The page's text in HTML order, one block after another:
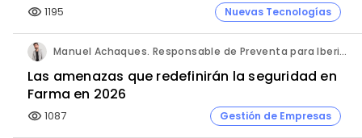
visibility 1195 Nuevas Tecnologías
Manuel Achaques. Responsable de Preventa para Iberia, Italia y Latinoamérica. Hornetsecurity.
Las amenazas que redefinirán la seguridad en
Farma en 2026
visibility 1087 Gestión de Empresas